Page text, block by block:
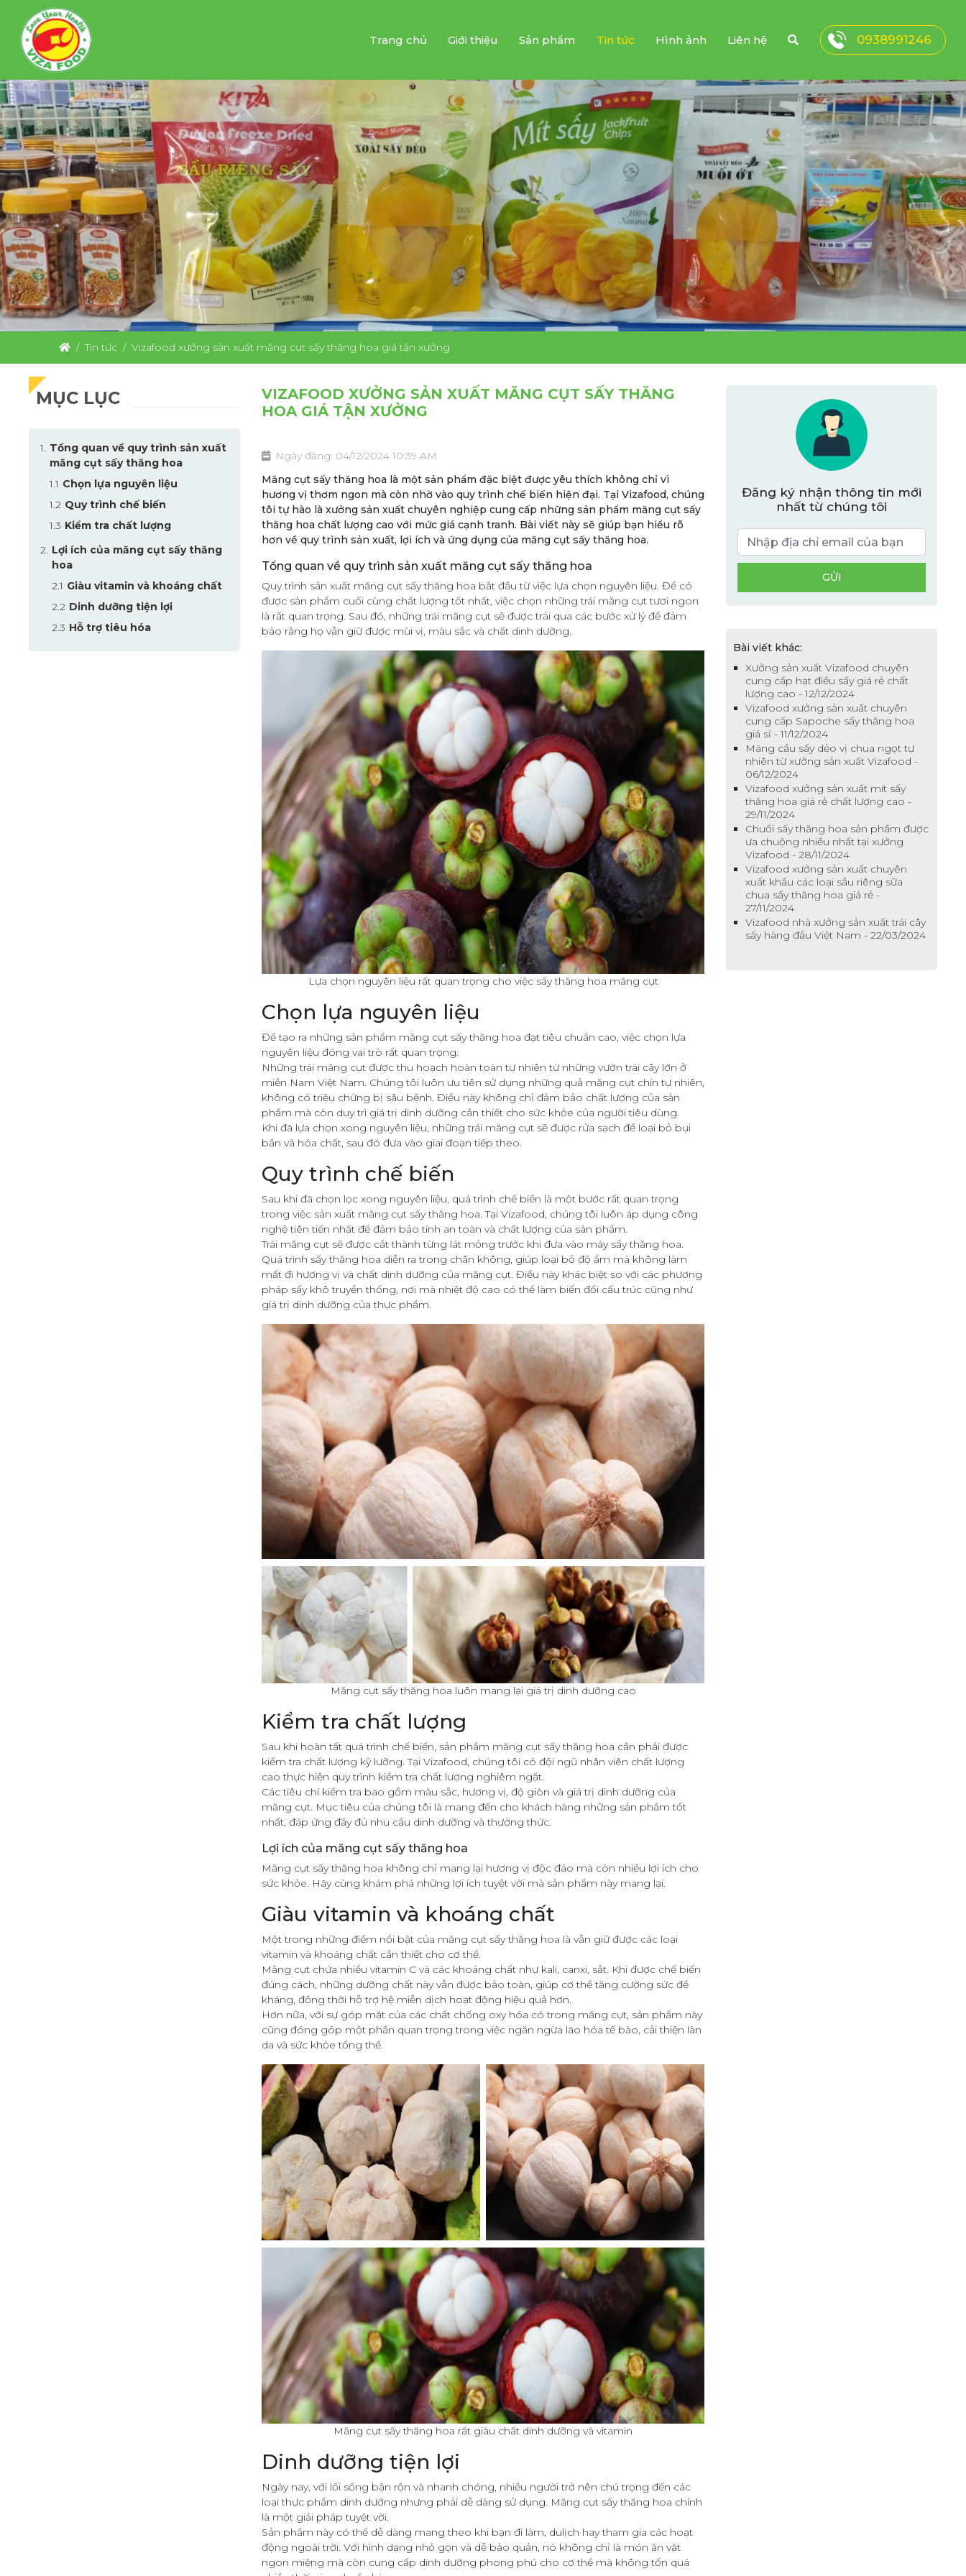
Trang chủ Giới thiệu Sản phẩm Tin tức Hình ảnh Liên hệ 0938991246
Tin tức Vizafood xưởng sản xuất măng cụt sấy thăng hoa giá tận xưởng
MỤC LỤC
Tổng quan về quy trình sản xuất
măng cụt sấy thăng hoa
Chọn lựa nguyên liệu
Quy trình chế biến
Kiểm tra chất lượng
Lợi ích của măng cụt sấy thăng
hoa
Giàu vitamin và khoáng chất
Dinh dưỡng tiện lợi
Hỗ trợ tiêu hóa
VIZAFOOD XƯỞNG SẢN XUẤT MĂNG CỤT SẤY THĂNG
HOA GIÁ TẬN XƯỞNG
Ngày đăng: 04/12/2024 10:39 AM
Măng cụt sấy thăng hoa là một sản phẩm đặc biệt được yêu thích không chỉ vì
hương vị thơm ngon mà còn nhờ vào quy trình chế biến hiện đại. Tại Vizafood, chúng
tôi tự hào là xưởng sản xuất chuyên nghiệp cung cấp những sản phẩm măng cụt sấy
thăng hoa chất lượng cao với mức giá cạnh tranh. Bài viết này sẽ giúp bạn hiểu rõ
hơn về quy trình sản xuất, lợi ích và ứng dụng của măng cụt sấy thăng hoa.
Tổng quan về quy trình sản xuất măng cụt sấy thăng hoa
Quy trình sản xuất măng cụt sấy thăng hoa bắt đầu từ việc lựa chọn nguyên liệu. Để có
được sản phẩm cuối cùng chất lượng tốt nhất, việc chọn những trái măng cụt tươi ngon
là rất quan trọng. Sau đó, những trái măng cụt sẽ được trải qua các bước xử lý để đảm
bảo rằng họ vẫn giữ được mùi vị, màu sắc và chất dinh dưỡng.
Lựa chọn nguyên liệu rất quan trọng cho việc sấy thăng hoa măng cụt
Chọn lựa nguyên liệu
Để tạo ra những sản phẩm măng cụt sấy thăng hoa đạt tiêu chuẩn cao, việc chọn lựa
nguyên liệu đóng vai trò rất quan trọng.
Những trái măng cụt được thu hoạch hoàn toàn tự nhiên từ những vườn trái cây lớn ở
miền Nam Việt Nam. Chúng tôi luôn ưu tiên sử dụng những quả măng cụt chín tự nhiên,
không có triệu chứng bị sâu bệnh. Điều này không chỉ đảm bảo chất lượng của sản
phẩm mà còn duy trì giá trị dinh dưỡng cần thiết cho sức khỏe của người tiêu dùng.
Khi đã lựa chọn xong nguyên liệu, những trái măng cụt sẽ được rửa sạch để loại bỏ bụi
bẩn và hóa chất, sau đó đưa vào giai đoạn tiếp theo.
Quy trình chế biến
Sau khi đã chọn lọc xong nguyên liệu, quá trình chế biến là một bước rất quan trọng
trong việc sản xuất măng cụt sấy thăng hoa. Tại Vizafood, chúng tôi luôn áp dụng công
nghệ tiên tiến nhất để đảm bảo tính an toàn và chất lượng của sản phẩm.
Trái măng cụt sẽ được cắt thành từng lát mỏng trước khi đưa vào máy sấy thăng hoa.
Quá trình sấy thăng hoa diễn ra trong chân không, giúp loại bỏ độ ẩm mà không làm
mất đi hương vị và chất dinh dưỡng của măng cụt. Điều này khác biệt so với các phương
pháp sấy khô truyền thống, nơi mà nhiệt độ cao có thể làm biến đổi cấu trúc cũng như
giá trị dinh dưỡng của thực phẩm.
Măng cụt sấy thăng hoa luôn mang lại giá trị dinh dưỡng cao
Kiểm tra chất lượng
Sau khi hoàn tất quá trình chế biến, sản phẩm măng cụt sấy thăng hoa cần phải được
kiểm tra chất lượng kỹ lưỡng. Tại Vizafood, chúng tôi có đội ngũ nhân viên chất lượng
cao thực hiện quy trình kiểm tra chất lượng nghiêm ngặt.
Các tiêu chí kiểm tra bao gồm màu sắc, hương vị, độ giòn và giá trị dinh dưỡng của
măng cụt. Mục tiêu của chúng tôi là mang đến cho khách hàng những sản phẩm tốt
nhất, đáp ứng đầy đủ nhu cầu dinh dưỡng và thưởng thức.
Lợi ích của măng cụt sấy thăng hoa
Măng cụt sấy thăng hoa không chỉ mang lại hương vị độc đáo mà còn nhiều lợi ích cho
sức khỏe. Hãy cùng khám phá những lợi ích tuyệt vời mà sản phẩm này mang lại.
Giàu vitamin và khoáng chất
Một trong những điểm nổi bật của măng cụt sấy thăng hoa là vẫn giữ được các loại
vitamin và khoáng chất cần thiết cho cơ thể.
Măng cụt chứa nhiều vitamin C và các khoáng chất như kali, canxi, sắt. Khi được chế biến
đúng cách, những dưỡng chất này vẫn được bảo toàn, giúp cơ thể tăng cường sức đề
kháng, đồng thời hỗ trợ hệ miễn dịch hoạt động hiệu quả hơn.
Hơn nữa, với sự góp mặt của các chất chống oxy hóa có trong măng cụt, sản phẩm này
cũng đóng góp một phần quan trọng trong việc ngăn ngừa lão hóa tế bào, cải thiện làn
da và sức khỏe tổng thể.
Măng cụt sấy thăng hoa rất giàu chất dinh dưỡng và vitamin
Dinh dưỡng tiện lợi
Ngày nay, với lối sống bận rộn và nhanh chóng, nhiều người trở nên chú trọng đến các
loại thực phẩm dinh dưỡng nhưng phải dễ dàng sử dụng. Măng cụt sấy thăng hoa chính
là một giải pháp tuyệt vời.
Sản phẩm này có thể dễ dàng mang theo khi bạn đi làm, dulịch hay tham gia các hoạt
động ngoài trời. Với hình dạng nhỏ gọn và dễ bảo quản, nó không chỉ là món ăn vặt
ngon miệng mà còn cung cấp dinh dưỡng phong phú cho cơ thể mà không tốn quá
Đăng ký nhận thông tin mới
nhất từ chúng tôi
Bài viết khác:
Xưởng sản xuất Vizafood chuyên
cung cấp hạt điều sấy giá rẻ chất
lượng cao - 12/12/2024
Vizafood xưởng sản xuất chuyên
cung cấp Sapoche sấy thăng hoa
giá sỉ - 11/12/2024
Mãng cầu sấy dẻo vị chua ngọt tự
nhiên từ xưởng sản xuất Vizafood -
06/12/2024
Vizafood xưởng sản xuất mít sấy
thăng hoa giá rẻ chất lượng cao -
29/11/2024
Chuối sấy thăng hoa sản phẩm được
ưa chuộng nhiều nhất tại xưởng
Vizafood - 28/11/2024
Vizafood xưởng sản xuất chuyên
xuất khẩu các loại sầu riêng sữa
chua sấy thăng hoa giá rẻ -
27/11/2024
Vizafood nhà xưởng sản xuất trái cây
sấy hàng đầu Việt Nam - 22/03/2024